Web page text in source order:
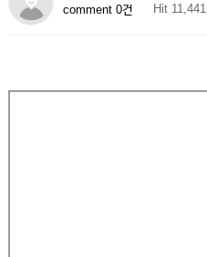
comment 0건
Hit 11,441